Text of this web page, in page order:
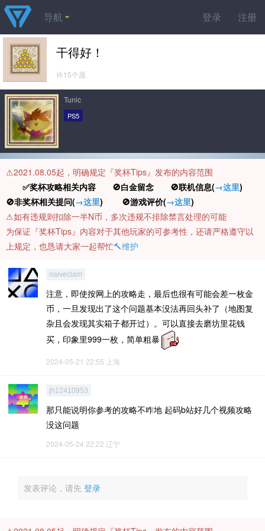
登录 注册
导航
干得好！
许15个愿
Tunic
PS5
⚠️2021.08.05起，明确规定『奖杯Tips』发布的内容范围
✅奖杯攻略相关内容 🚫白金留念 🚫联机信息(→这里)
🚫非奖杯相关提问(→这里) 🚫游戏评价(→这里)
⚠️如有违规则扣除一半N币，多次违规不排除禁言处理的可能
为保证『奖杯Tips』内容对于其他玩家的可参考性，还请严格遵守以
上规定，也恳请大家一起帮忙🔨维护
naiveclam
注意，即使按网上的攻略走，最后也很有可能会差一枚金
币，一旦发现出了这个问题基本没法再回头补了（地图复
杂且会发现其实箱子都开过）。可以直接去磨坊里花钱
买，印象里999一枚，简单粗暴
2024-05-21 22:55 上海
jh12410953
那只能说明你参考的攻略不咋地 起码b站好几个视频攻略
没这问题
2024-05-24 22:22 辽宁
发表评论，请先 登录